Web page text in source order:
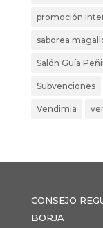
promoción
saborea
Salón Guía
Subvenciones
Vendimia
CONSEJO
BORJA